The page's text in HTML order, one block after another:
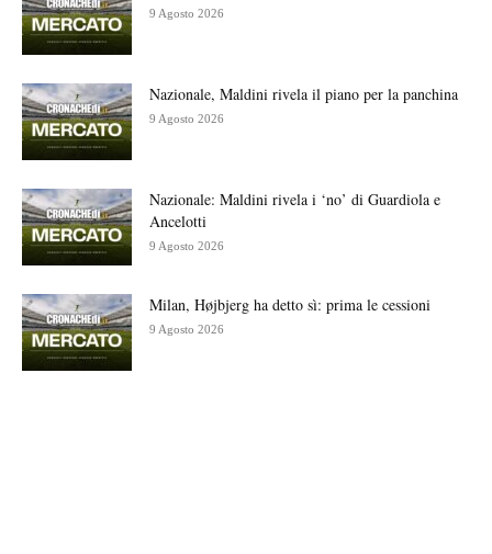
9 Agosto 2026
Nazionale, Maldini rivela il piano per la panchina
9 Agosto 2026
Nazionale: Maldini rivela i ‘no’ di Guardiola e
Ancelotti
9 Agosto 2026
Milan, Højbjerg ha detto sì: prima le cessioni
9 Agosto 2026